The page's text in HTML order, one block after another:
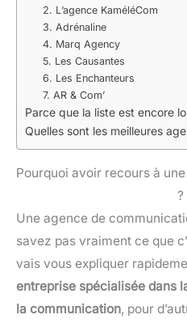
2. L’agence KaméléCom
3. Adrénaline
4. Marq Agency
5. Les Causantes
6. Les Enchanteurs
7. AR & Com’
Parce que la liste est encore
Quelles sont les meilleures
Pourquoi avoir recours à
?
Une agence de
savez pas vraiment ce que
vais vous expliquer
entreprise spécialisée dans
la communication, pour